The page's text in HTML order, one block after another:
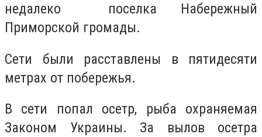
недалеко поселка Набережный
Приморской громады.
Сети были расставлены в пятидесяти
метрах от побережья.
В сети попал осетр, рыба охраняемая
Законом Украины. За вылов осетра